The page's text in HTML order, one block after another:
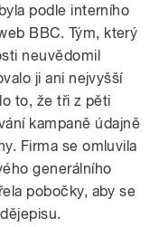
podle interního
BBC. Tým, který
neuvědomil
ji ani nejvyšší
to, že tři z pěti
kampaně údajně
Firma se omluvila
generálního
pobočky, aby se